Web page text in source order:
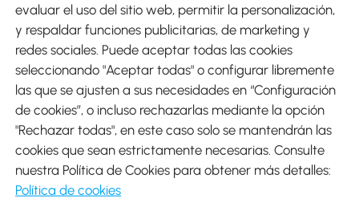
Envíos
Descargar Aosom App
Google Play
evaluar el uso del sitio web, permitir la personalización,
y respaldar funciones publicitarias, de marketing y
redes sociales. Puede aceptar todas las cookies
seleccionando "Aceptar todas" o configurar libremente
las que se ajusten a sus necesidades en “Configuración
de cookies”, o incluso rechazarlas mediante la opción
"Rechazar todas", en este caso solo se mantendrán las
cookies que sean estrictamente necesarias. Consulte
nuestra Política de Cookies para obtener más detalles:
Política de cookies